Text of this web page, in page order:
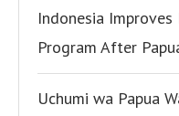
Indonesia
Program After
Uchumi wa Papua